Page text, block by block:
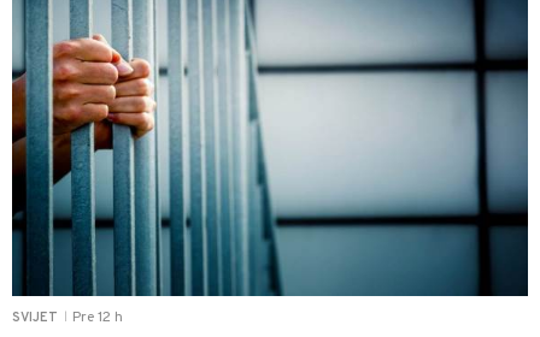
SVIJET Pre 12 h